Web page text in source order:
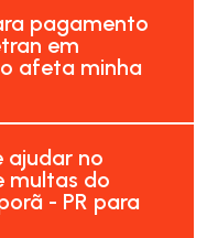
pagamento
em
afeta minha
ajudar no
multas do
- PR para